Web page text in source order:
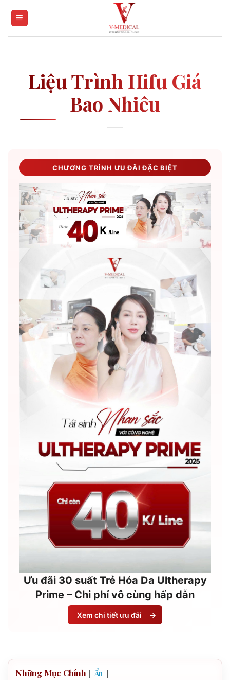
Liệu Trình Hifu Giá
Bao Nhiêu
CHƯƠNG TRÌNH ƯU ĐÃI ĐẶC BIỆT
Ưu đãi 30 suất Trẻ Hóa Da Ultherapy
Prime – Chi phí vô cùng hấp dẫn
Xem chi tiết ưu đãi →
Những Mục Chính [ Ẩn ]